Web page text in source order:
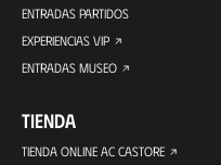
ENTRADAS PARTIDOS
EXPERIENCIAS VIP
ENTRADAS MUSEO
TIENDA
TIENDA ONLINE AC CASTORE